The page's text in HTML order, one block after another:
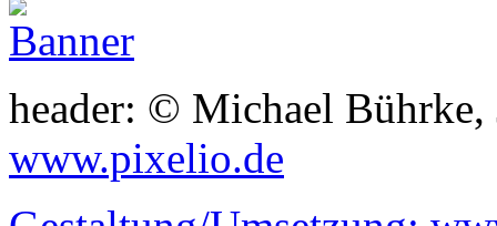
header: © Michael
www.pixelio.de